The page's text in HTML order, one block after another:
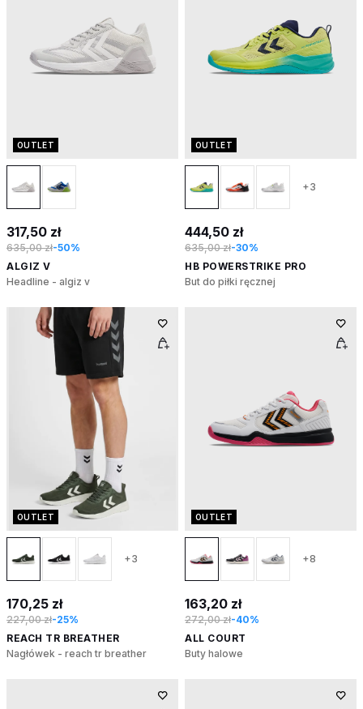
OUTLET
317,50 zł
635,00 zł-50%
ALGIZ V
Headline - algiz v
OUTLET
+3
444,50 zł
635,00 zł-30%
HB POWERSTRIKE PRO
But do piłki ręcznej
OUTLET
+3
170,25 zł
227,00 zł-25%
REACH TR BREATHER
Nagłówek - reach tr breather
OUTLET
+8
163,20 zł
272,00 zł-40%
ALL COURT
Buty halowe